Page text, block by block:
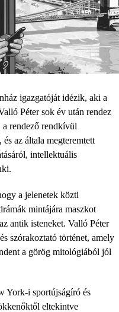
igazgatóját idézik, aki a
Péter sok év után rendez
rendező rendkívül
az általa megteremtett
intellektuális
a jelenetek közti
mintájára maszkot
antik isteneket. Valló Péter
szórakoztató történet, amely
a görög mitológiából jól
York-i sportújságíró és
eltekintve